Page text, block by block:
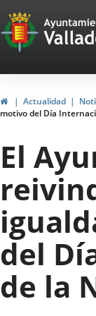
Portal
Web
del
de
InicioActualidad
motivo del Día
El
del
de la